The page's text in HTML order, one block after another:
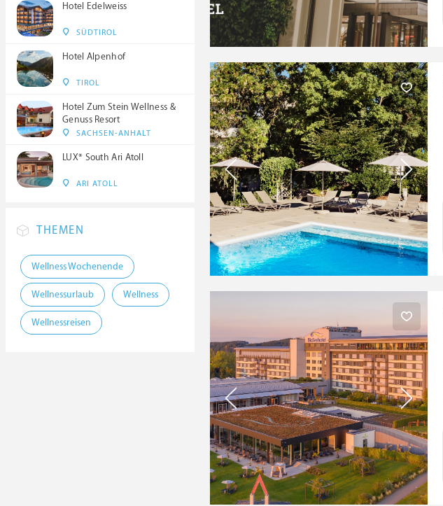
Hotel Edelweiss
SÜDTIROL
Hotel Alpenhof
TIROL
Hotel Zum Stein Wellness &
Genuss Resort
SACHSEN-ANHALT
LUX* South Ari Atoll
ARI ATOLL
THEMEN
Wellness Wochenende
Wellnessurlaub Wellness
Wellnessreisen